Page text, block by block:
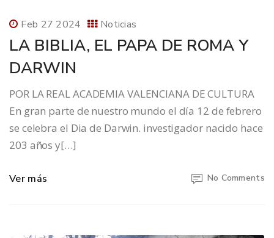
Feb 27 2024 Noticias
LA BIBLIA, EL PAPA DE ROMA Y
DARWIN
POR LA REAL ACADEMIA VALENCIANA DE CULTURA
En gran parte de nuestro mundo el día 12 de febrero
se celebra el Dia de Darwin. investigador nacido hace
203 años y[…]
Ver más No Comments